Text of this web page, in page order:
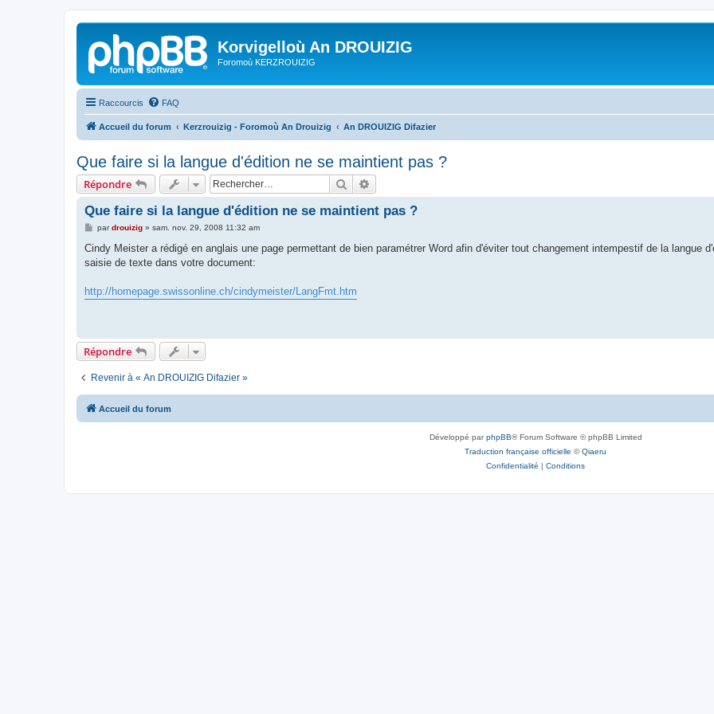
Korvigelloù An DROUIZIG
Foromoù KERZROUIZIG
Raccourcis FAQ
Accueil du forum Kerzrouizig - Foromoù An Drouizig An DROUIZIG Difazier
Que faire si la langue d'édition ne se maintient pas ?
Répondre Rechercher
Que faire si la langue d'édition ne se maintient pas ?
M
s
a
pardrouizig» sam. nov. 29, 2008 11:32 am
Cindy Meister a rédigé en anglais une page permettant de bien paramétrer Word afin d'éviter tout changement intempestif de la langue
saisie de texte dans votre document:
http://homepage.swissonline.ch/cindymeister/LangFmt.htm
Répondre
Revenir à « An DROUIZIG Difazier »
Accueil du forum
Développé parphpBB® Forum Software © phpBB Limited
Traduction française officielle ©Qiaeru
Confidentialité | Conditions